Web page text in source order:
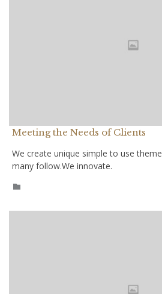
Meeting the Needs of Clients
We create unique simple to use
many follow.We innovate.
